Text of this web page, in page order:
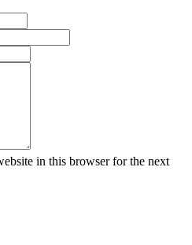
in this browser for the next